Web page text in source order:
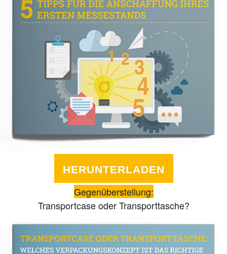
HERUNTERLADEN
Gegenüberstellung:
Transportcase oder Transporttasche?